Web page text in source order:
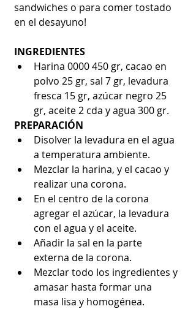
sandwiches o para comer tostado
en el desayuno!
INGREDIENTES
Harina 0000 450 gr, cacao en
polvo 25 gr, sal 7 gr, levadura
fresca 15 gr, azúcar negro 25
gr, aceite 2 cda y agua 300 gr.
PREPARACIÓN
Disolver la levadura en el agua
a temperatura ambiente.
Mezclar la harina, y el cacao y
realizar una corona.
En el centro de la corona
agregar el azúcar, la levadura
con el agua y el aceite.
Añadir la sal en la parte
externa de la corona.
Mezclar todo los ingredientes y
amasar hasta formar una
masa lisa y homogénea.